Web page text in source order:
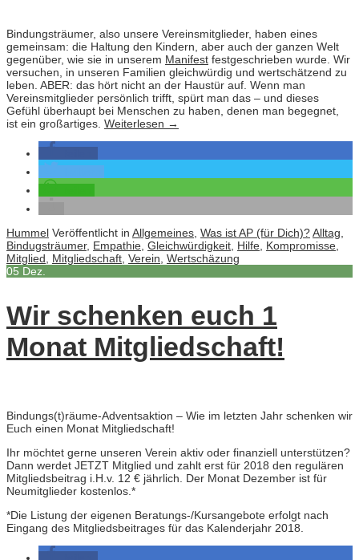
Bindungsträumer, also unsere Vereinsmitglieder, haben eines
gemeinsam: die Haltung den Kindern, aber auch der ganzen Welt
gegenüber, wie sie in unserem Manifest festgeschrieben wurde. Wir
versuchen, in unseren Familien gleichwürdig und wertschätzend zu
leben. ABER: das hört nicht an der Haustür auf. Wenn man
Vereinsmitglieder persönlich trifft, spürt man das – und dieses
Gefühl überhaupt bei Menschen zu haben, denen man begegnet,
ist ein großartiges. Weiterlesen →
Hummel Veröffentlicht in Allgemeines Was ist AP (für Dich)?Alltag
Bindugsträumer, Empathie Gleichwürdigkeit Hilfe Kompromisse
Mitglied
Mitgliedschaft Verein Wertschäzung
05 Dez.
Wir schenken euch 1
Monat Mitgliedschaft!
Bindungs(t)räume-Adventsaktion – Wie im letzten Jahr schenken wir
Euch einen Monat Mitgliedschaft!
Ihr möchtet gerne unseren Verein aktiv oder finanziell unterstützen?
Dann werdet JETZT Mitglied und zahlt erst für 2018 den regulären
Mitgliedsbeitrag i.H.v. 12 € jährlich. Der Monat Dezember ist für
Neumitglieder kostenlos.*
*Die Listung der eigenen Beratungs-/Kursangebote erfolgt nach
Eingang des Mitgliedsbeitrages für das Kalenderjahr 2018.